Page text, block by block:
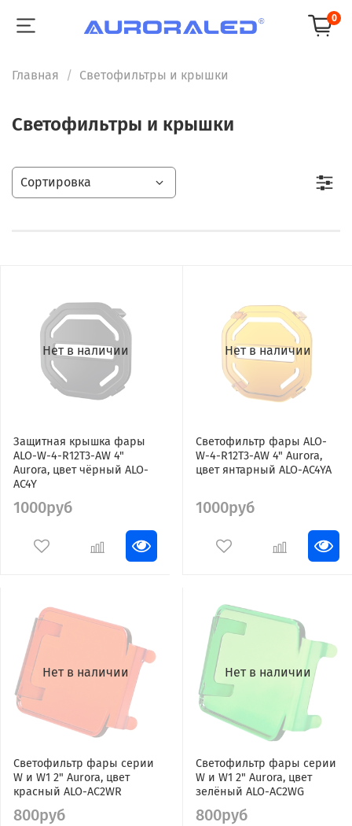
0
Главная Светофильтры и крышки
Светофильтры и крышки
Нет в наличии
Защитная крышка фары
ALO-W-4-R12T3-AW 4"
Aurora, цвет чёрный ALO-
AC4Y
1000руб
Нет в наличии
Светофильтр фары ALO-
W-4-R12T3-AW 4" Aurora,
цвет янтарный ALO-AC4YA
1000руб
Нет в наличии
Светофильтр фары серии
W и W1 2" Aurora, цвет
красный ALO-AC2WR
800руб
Нет в наличии
Светофильтр фары серии
W и W1 2" Aurora, цвет
зелёный ALO-AC2WG
800руб